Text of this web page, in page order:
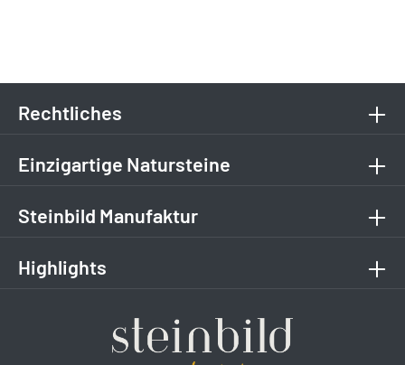
Rechtliches
Einzigartige Natursteine
Steinbild Manufaktur
Highlights